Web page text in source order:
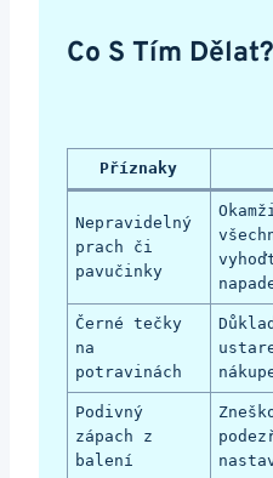
Co S Tím Dělat?
Příznaky
Nepravidelný
prach či
pavučinky
Černé tečky
na
potravinách
Podivný
zápach z
balení